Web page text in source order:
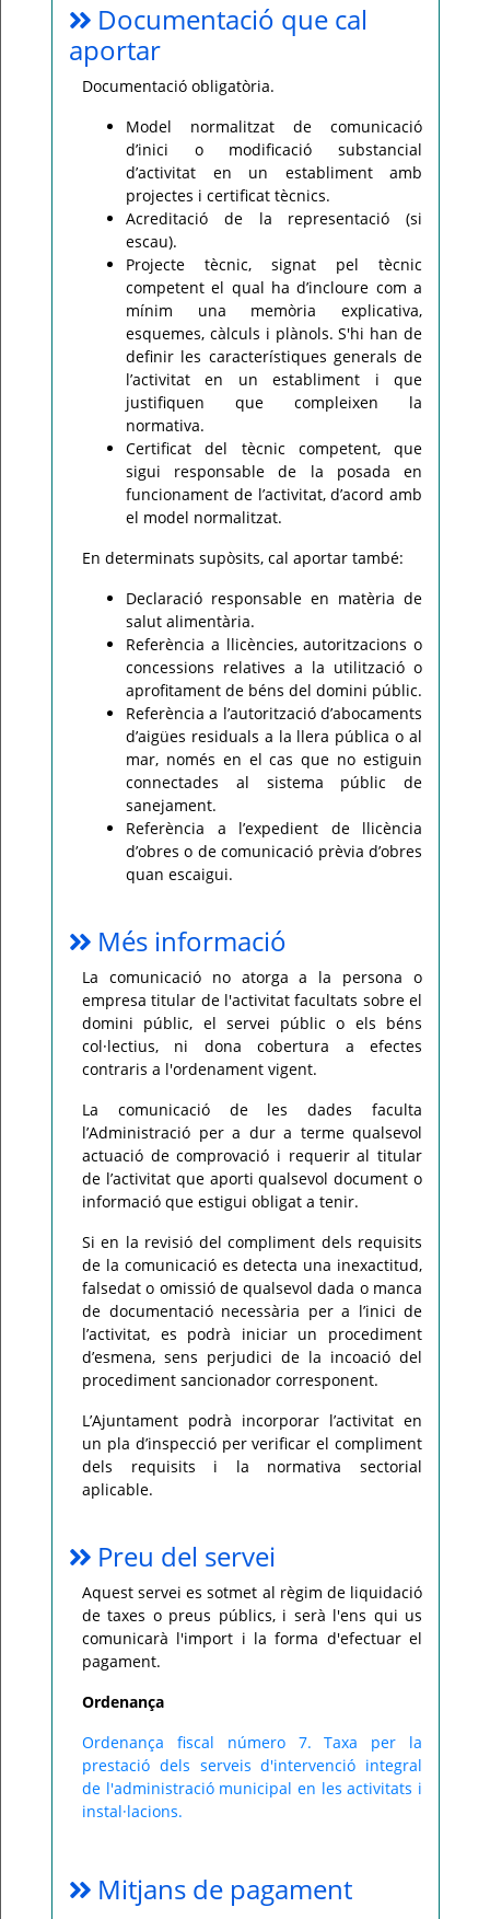
Documentació que cal
aportar
Documentació obligatòria.
Model normalitzat de comunicació
d’inici o modificació substancial
d’activitat en un establiment amb
projectes i certificat tècnics.
Acreditació de la representació (si
escau).
Projecte tècnic, signat pel tècnic
competent el qual ha d’incloure com a
mínim una memòria explicativa,
esquemes, càlculs i plànols. S'hi han de
definir les característiques generals de
l’activitat en un establiment i que
justifiquen que compleixen la
normativa.
Certificat del tècnic competent, que
sigui responsable de la posada en
funcionament de l’activitat, d’acord amb
el model normalitzat.
En determinats supòsits, cal aportar també:
Declaració responsable en matèria de
salut alimentària.
Referència a llicències, autoritzacions o
concessions relatives a la utilització o
aprofitament de béns del domini públic.
Referència a l’autorització d’abocaments
d’aigües residuals a la llera pública o al
mar, només en el cas que no estiguin
connectades al sistema públic de
sanejament.
Referència a l’expedient de llicència
d’obres o de comunicació prèvia d’obres
quan escaigui.
Més informació
La comunicació no atorga a la persona o
empresa titular de l'activitat facultats sobre el
domini públic, el servei públic o els béns
col·lectius, ni dona cobertura a efectes
contraris a l'ordenament vigent.
La comunicació de les dades faculta
l’Administració per a dur a terme qualsevol
actuació de comprovació i requerir al titular
de l’activitat que aporti qualsevol document o
informació que estigui obligat a tenir.
Si en la revisió del compliment dels requisits
de la comunicació es detecta una inexactitud,
falsedat o omissió de qualsevol dada o manca
de documentació necessària per a l’inici de
l’activitat, es podrà iniciar un procediment
d’esmena, sens perjudici de la incoació del
procediment sancionador corresponent.
L’Ajuntament podrà incorporar l’activitat en
un pla d’inspecció per verificar el compliment
dels requisits i la normativa sectorial
aplicable.
Preu del servei
Aquest servei es sotmet al règim de liquidació
de taxes o preus públics, i serà l'ens qui us
comunicarà l'import i la forma d'efectuar el
pagament.
Ordenança
Ordenança fiscal número 7. Taxa per la
prestació dels serveis d'intervenció integral
de l'administració municipal en les activitats i
instal·lacions.
Mitjans de pagament